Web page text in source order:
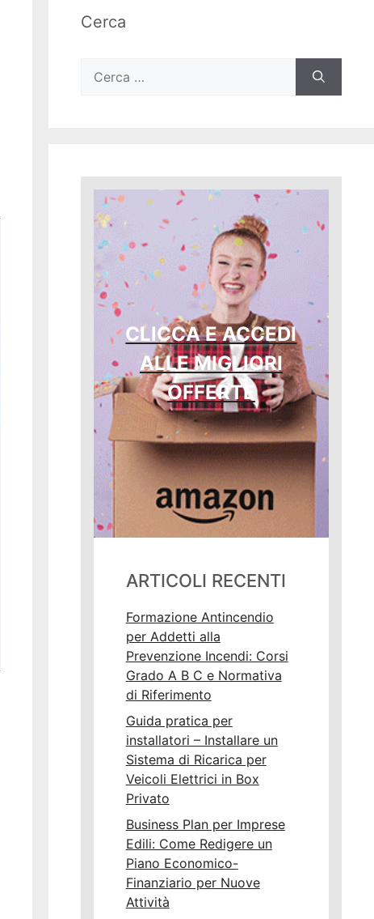
Cerca
per:
CLICCA E ACCEDI
ALLE MIGLIORI
OFFERTE
ARTICOLI RECENTI
Formazione Antincendio
per Addetti alla
Prevenzione Incendi: Corsi
Grado A B C e Normativa
di Riferimento
Guida pratica per
installatori – Installare un
Sistema di Ricarica per
Veicoli Elettrici in Box
Privato
Business Plan per Imprese
Edili: Come Redigere un
Piano Economico-
Finanziario per Nuove
Attività